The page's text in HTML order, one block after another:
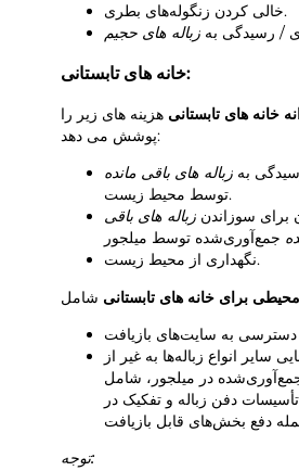
خالی کردن زنگوله‌های بطری.
/ رسیدگی به زباله های حجیم
خانه های تابستانی:
خانه های تابستانی هزینه های زیر را
پوشش می دهد:
به زباله های باقی مانده
توسط محیط زیست.
برای سوزاندن زباله های باقی
نگهداری از محیط زیست.
برای خانه های تابستانی
دسترسی به سایت‌های بازیافت
سایر انواع زباله‌ها به غیر از
جمع‌آوری‌شده در میلجور، شامل
تأسیسات دفن زباله و تفکیک در
توجه: